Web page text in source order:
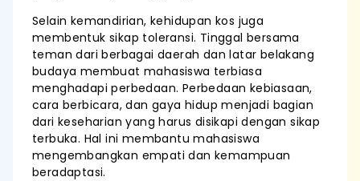
Selain kemandirian, kehidupan kos juga
membentuk sikap toleransi. Tinggal bersama
teman dari berbagai daerah dan latar belakang
budaya membuat mahasiswa terbiasa
menghadapi perbedaan. Perbedaan kebiasaan,
cara berbicara, dan gaya hidup menjadi bagian
dari keseharian yang harus disikapi dengan sikap
terbuka. Hal ini membantu mahasiswa
mengembangkan empati dan kemampuan
beradaptasi.